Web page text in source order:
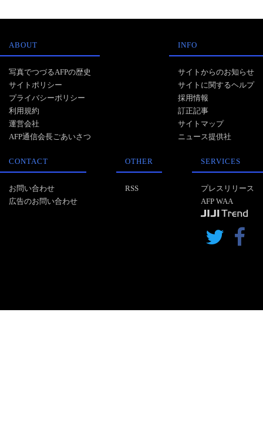
ABOUT
写真でつづるAFPの歴史
サイトポリシー
プライバシーポリシー
利用規約
運営会社
AFP通信会長ごあいさつ
INFO
サイトからのお知らせ
サイトに関するヘルプ
採用情報
訂正記事
サイトマップ
ニュース提供社
CONTACT
お問い合わせ
広告のお問い合わせ
OTHER
RSS
SERVICES
プレスリリース
AFP WAA